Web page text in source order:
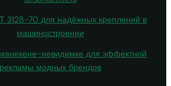
3128-70 для надёжных креплений в
машиностроении
невидимке для эффектной
рекламы модных брендов